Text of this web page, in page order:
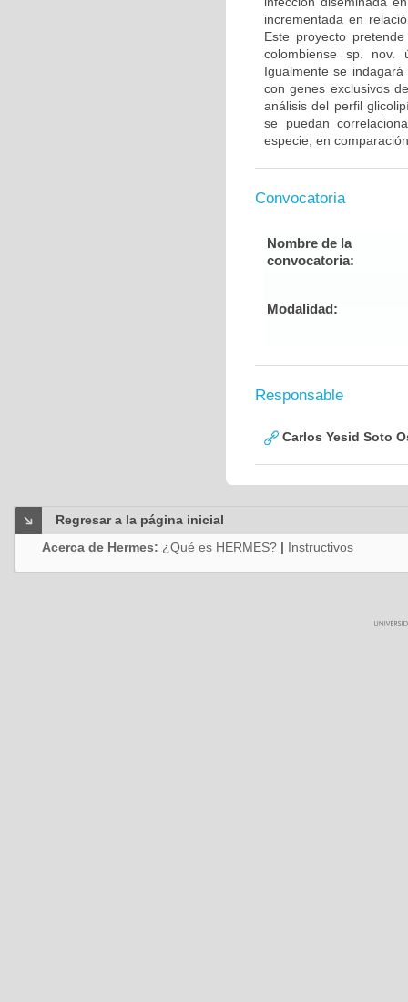
incrementada en
Este proyecto
colombiense sp. nov.
Igualmente se
con genes exclusivos
análisis del perfil
se puedan
especie, en
Convocatoria
Nombre de la
convocatoria:
Modalidad:
Responsable
Carlos Yesid Soto
Regresar a la página inicial
Acerca de Hermes: ¿Qué es HERMES? | Instructivos